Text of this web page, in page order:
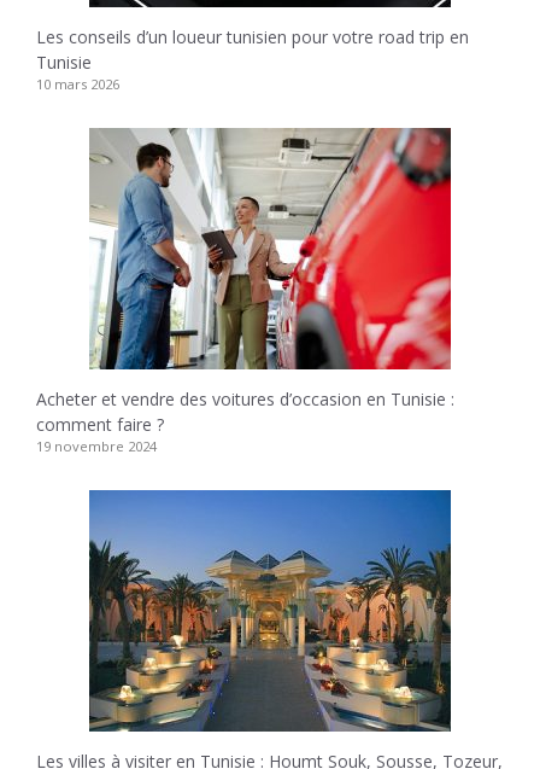
Les conseils d’un loueur tunisien pour votre road trip en
Tunisie
10 mars 2026
Acheter et vendre des voitures d’occasion en Tunisie :
comment faire ?
19 novembre 2024
Les villes à visiter en Tunisie : Houmt Souk, Sousse, Tozeur,